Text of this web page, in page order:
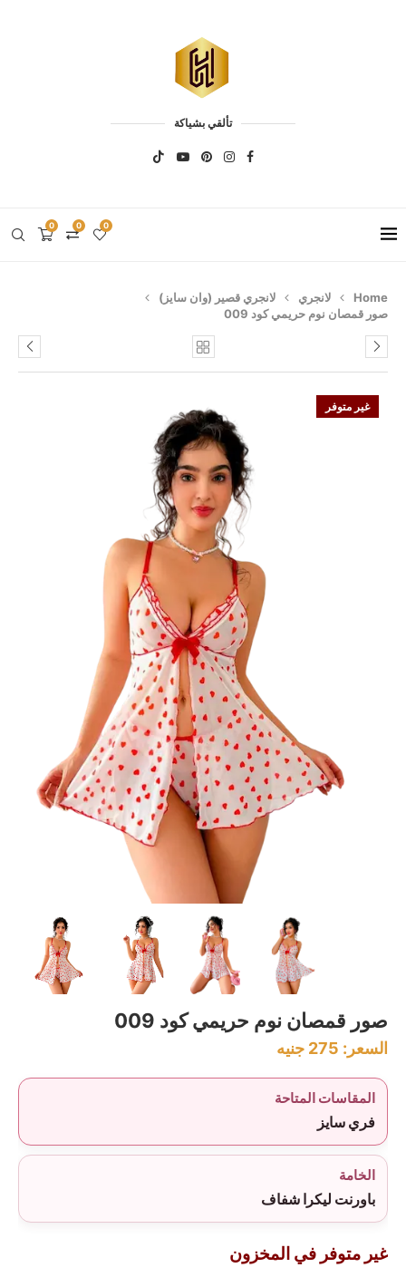
تألقي بشياكة
0 0 0
Home لانجري
لانجري قصير (وان سايز)
صور قمصان نوم حريمي كود 009
غير متوفر
صور قمصان نوم حريمي كود 009
السعر: 275 جنيه
المقاسات المتاحة
فري سايز
الخامة
باورنت ليكرا شفاف
غير متوفر في المخزون